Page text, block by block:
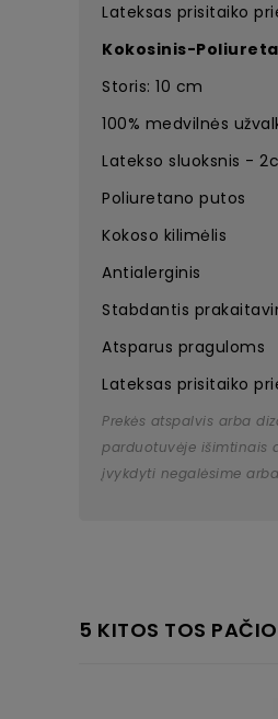
Lateksas prisitaiko
Kokosinis-
Storis: 10 cm
100% medvilnės
Latekso sluoksnis -
Poliuretano putos
Kokoso kilimėlis
Antialerginis
Stabdantis
Atsparus praguloms
Lateksas prisitaiko
Prekės atspalvis arba
parduotuvėje išimtinais
įvykdyti negalėsime
5 KITOS TOS